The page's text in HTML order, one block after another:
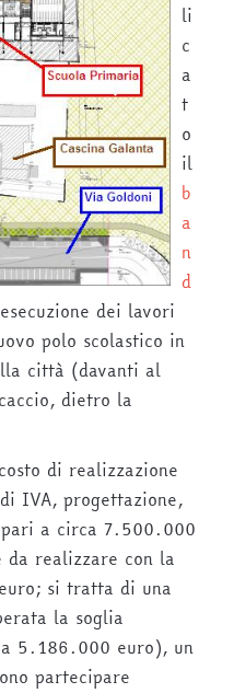
li
c
a
t
o
il
b
a
n
d
dei lavori
polo scolastico in
città (davanti al
dietro la
di realizzazione
IVA, progettazione,
a circa 7.500.000
realizzare con la
si tratta di una
la soglia
5.186.000 euro), un
partecipare